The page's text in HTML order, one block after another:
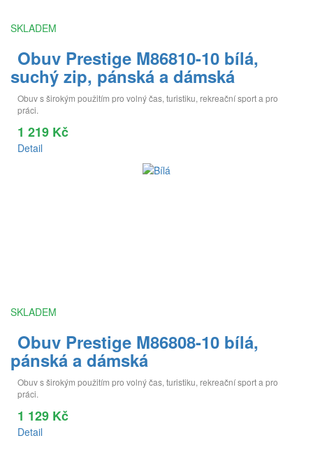
SKLADEM
Obuv Prestige M86810-10 bílá,
suchý zip, pánská a dámská
Obuv s širokým použitím pro volný čas, turistiku, rekreační sport a pro
práci.
1 219 Kč
Detail
SKLADEM
Obuv Prestige M86808-10 bílá,
pánská a dámská
Obuv s širokým použitím pro volný čas, turistiku, rekreační sport a pro
práci.
1 129 Kč
Detail